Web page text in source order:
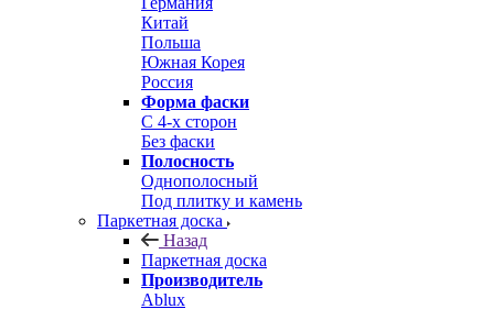
Китай
Польша
Южная Корея
Россия
Форма фаски
С 4-х сторон
Без фаски
Полосность
Однополосный
Под плитку и камень
Паркетная доска
Назад
Паркетная доска
Производитель
Ablux